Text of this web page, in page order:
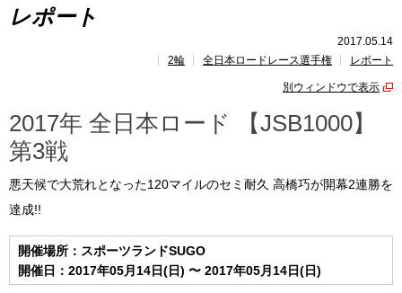
速報
ポイント ランキング
レポート
2017.05.14
2輪
全日本ロードレース選手権 レポート
別ウィンドウで表示
2017年 全日本ロード 【JSB1000】
第3戦
悪天候で大荒れとなった120マイルのセミ耐久 高橋巧が開幕2連勝を
達成!!
開催場所：スポーツランドSUGO
開催日：2017年05月14日(日) 〜 2017年05月14日(日)